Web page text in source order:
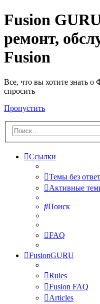
Fusion
ремонт,
Fusion
Все, что вы хотите знать
спросить
Пропустить
Ссылки
Темы без
Активные
Поиск
FAQ
FusionGURU
Rules
Fusion FAQ
Articles